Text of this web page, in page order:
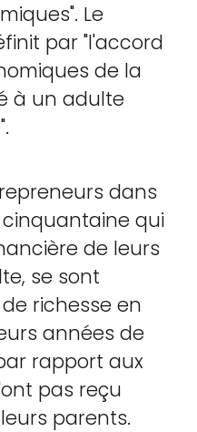
Le
par "l'accord
de la
à un adulte
dans
qui
de leurs
se sont
richesse en
années de
rapport aux
pas reçu
parents.